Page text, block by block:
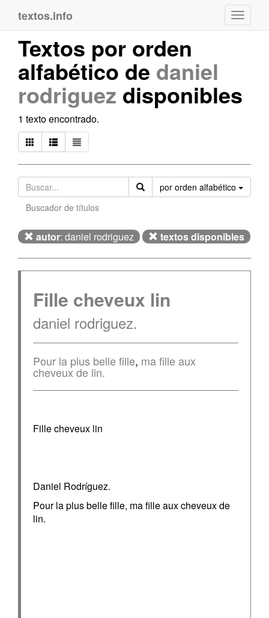
textos.info
Textos por orden
alfabético de daniel
rodriguez disponibles
1 texto encontrado.
por orden alfabético
Buscador de títulos
autor: daniel rodriguez textos disponibles
Fille cheveux lin
daniel rodriguez.
Pour la plus belle fille, ma fille aux
cheveux de lin.
Fille cheveux lin
Daniel Rodríguez.
Pour la plus belle fille, ma fille aux cheveux de
lin.